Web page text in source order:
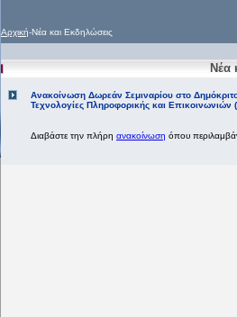
Αρχική-Νέα και Εκδηλώσεις
Νέα
Ανακοίνωση Δωρεάν Σεμιναρίου στο
Τεχνολογίες Πληροφορικής και
Διαβάστε την πλήρη ανακοίνωση όπου